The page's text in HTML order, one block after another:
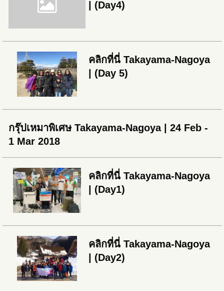
| (Day4)
คลิกที่นี่ Takayama-Nagoya
| (Day 5)
กรุ๊ปเหมาพิเศษ Takayama-Nagoya | 24 Feb -
1 Mar 2018
คลิกที่นี่ Takayama-Nagoya
| (Day1)
คลิกที่นี่ Takayama-Nagoya
| (Day2)